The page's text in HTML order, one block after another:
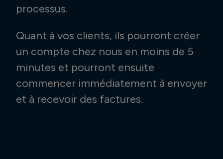
processus.
Quant à vos clients, ils pourront créer
un compte chez nous en moins de 5
minutes et pourront ensuite
commencer immédiatement à envoyer
et à recevoir des factures.